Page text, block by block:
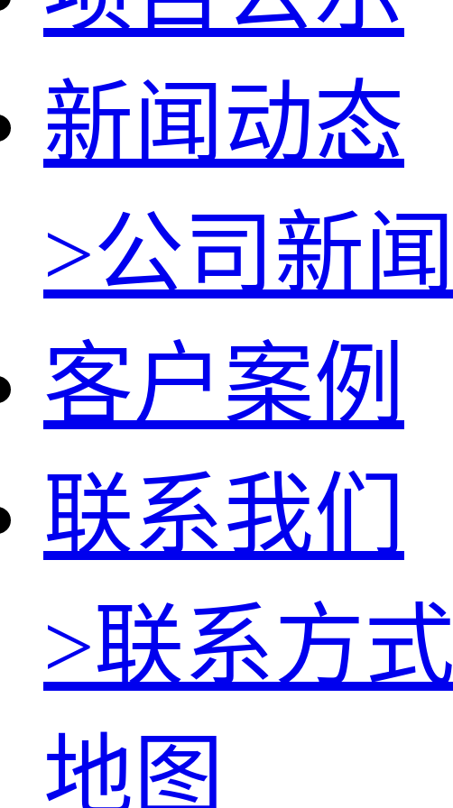
新闻动态
>公司新闻
客户案例
联系我们
>联系方式
地图